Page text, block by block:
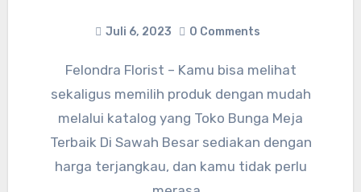
Juli 6, 2023 0 Comments
Felondra Florist – Kamu bisa melihat
sekaligus memilih produk dengan mudah
melalui katalog yang Toko Bunga Meja
Terbaik Di Sawah Besar sediakan dengan
harga terjangkau, dan kamu tidak perlu